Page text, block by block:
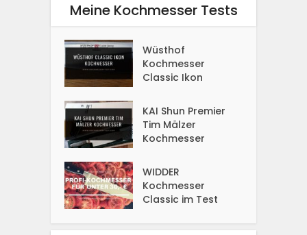
Meine Kochmesser Tests
Wüsthof
Kochmesser
Classic Ikon
KAI Shun Premier
Tim Mälzer
Kochmesser
WIDDER
Kochmesser
Classic im Test